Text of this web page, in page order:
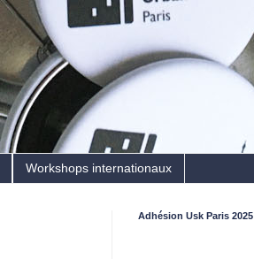
Workshops internationaux
Adhésion Usk Paris 2025